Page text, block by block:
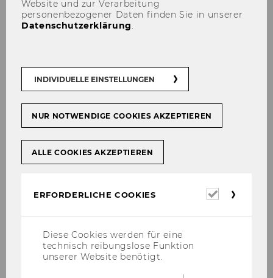
Freiwirtschaftlichen Union zu einem
Vortrag Friedrich Salzmanns von der
Liberalsozialistischen Partei der Schweiz
Website und zur Verarbeitung
personenbezogener Daten finden Sie in unserer
Datenschutzerklärung.
INDIVIDUELLE EINSTELLUNGEN
NUR NOTWENDIGE COOKIES AKZEPTIEREN
ALLE COOKIES AKZEPTIEREN
ERFORDERLICHE COOKIES
Diese Cookies werden für eine
technisch reibungslose Funktion
unserer Website benötigt.